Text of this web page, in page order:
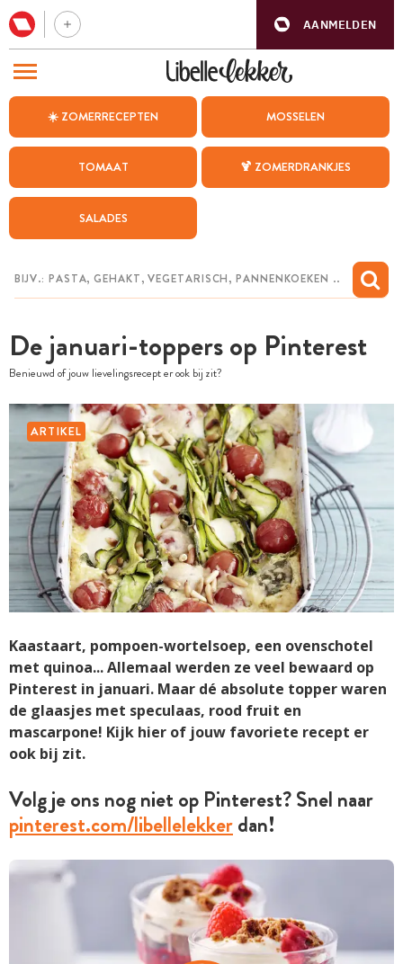
AANMELDEN
☀️ ZOMERRECEPTEN MOSSELEN
TOMAAT 🍹 ZOMERDRANKJES
SALADES
De januari-toppers op Pinterest
Benieuwd of jouw lievelingsrecept er ook bij zit?
ARTIKEL
Kaastaart, pompoen-wortelsoep, een ovenschotel
met quinoa... Allemaal werden ze veel bewaard op
Pinterest in januari. Maar dé absolute topper waren
de glaasjes met speculaas, rood fruit en
mascarpone! Kijk hier of jouw favoriete recept er
ook bij zit.
Volg je ons nog niet op Pinterest? Snel naar
pinterest.com/libellelekkerdan!
BEZOEK ONZE ANDERE WEBSITES
WEEKMENU
CHAT MET MAIA
MIJN BEWAARDE RECEPTEN